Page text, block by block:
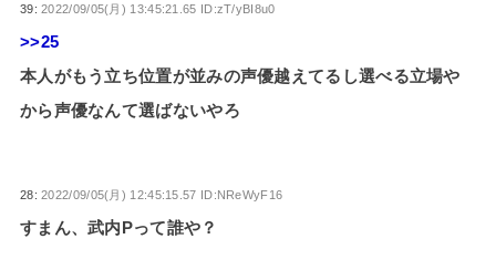
39:2022/09/05(月) 13:45:21.65 ID:zT/yBI8u0
>>25
本人がもう立ち位置が並みの声優越えてるし選べる立場や
から声優なんて選ばないやろ
28:2022/09/05(月) 12:45:15.57 ID:NReWyF16
すまん、武内Pって誰や？